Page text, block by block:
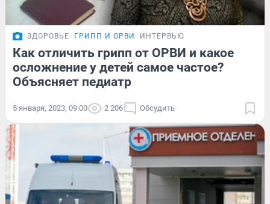
ЗДОРОВЬЕ ГРИПП И ОРВИ ИНТЕРВЬЮ
Как отличить грипп от ОРВИ и какое
осложнение у детей самое частое?
Объясняет педиатр
5 января, 2023, 09:00 2 206 Обсудить